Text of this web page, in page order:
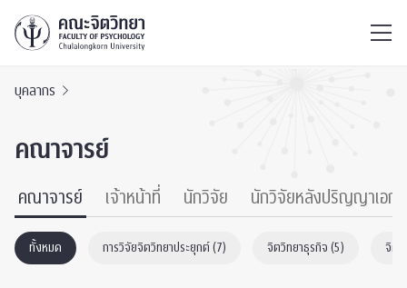
บุคลากร
คณาจารย์
คณาจารย์ เจ้าหน้าที่ นักวิจัย นักวิจัยหลังปริญญาเอก
ทั้งหมด การวิจัยจิตวิทยาประยุกต์ (7) จิตวิทยาธุรกิจ (5) จิตวิ